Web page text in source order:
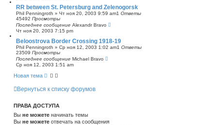
RR between St. Petersburg and Zelenogorsk
Phil Penningroth » Чт ноя 20, 2003 9:59 am1 Ответы
45492 Просмотры
Последнее сообщение Alexandr Bravo
Чт ноя 20, 2003 7:15 pm
Beloostrova Border Crossing 1918-19
Phil Penningroth » Ср ноя 12, 2003 1:02 am1 Ответы
23509 Просмотры
Последнее сообщение Michael Bravo
Ср ноя 12, 2003 1:51 am
Новая тема
Вернуться к списку форумов
ПРАВА ДОСТУПА
Вы не можете начинать темы
Вы не можете отвечать на сообщения